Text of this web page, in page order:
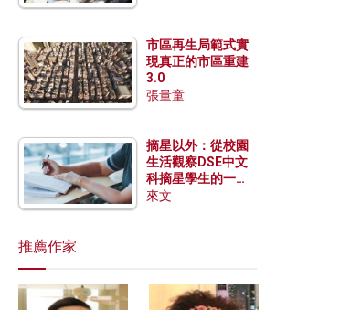
Copy
Link
市區再生局範式實
現真正的市區重建
3.0
張量童
摘星以外：從校園
生活觀察DSE中文
科摘星學生的一點
特質
來文
推薦作家